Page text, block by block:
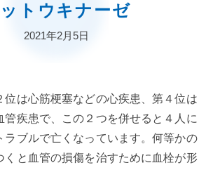
トウキナーゼ
2021年2月5日
位は心筋梗塞などの心疾患、第４位は
管疾患で、この２つを併せると４人に
ラブルで亡くなっています。何等かの
くと血管の損傷を治すために血栓が形